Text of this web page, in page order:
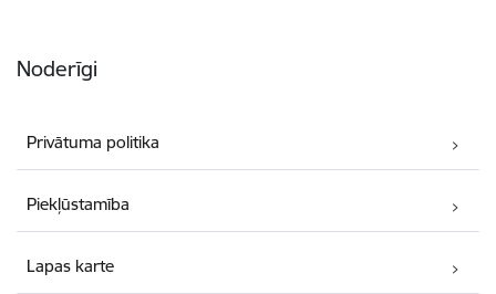
Noderīgi
Privātuma politika
Piekļūstamība
Lapas karte